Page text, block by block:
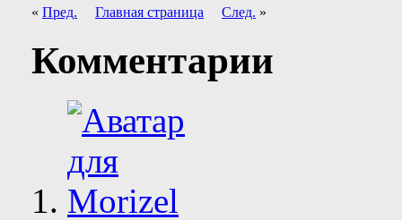
« Пред. Главная страница След. »
Комментарии